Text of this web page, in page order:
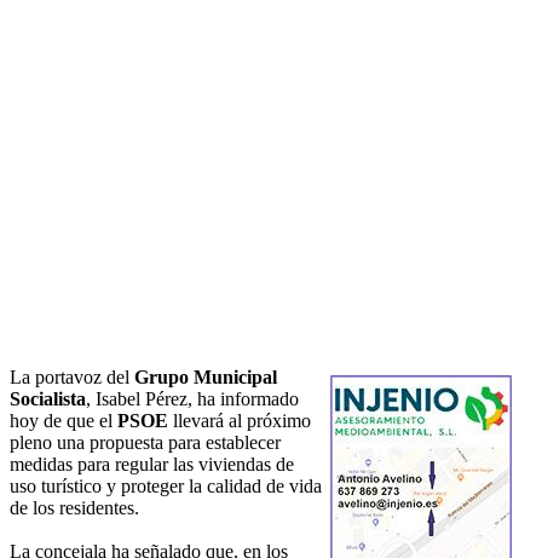
La portavoz del Grupo Municipal
Socialista, Isabel Pérez, ha informado
hoy de que el PSOE llevará al próximo
pleno una propuesta para establecer
medidas para regular las viviendas de
uso turístico y proteger la calidad de vida
de los residentes.
La concejala ha señalado que, en los